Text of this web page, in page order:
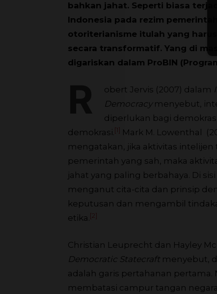
bahkan jahat. Seperti biasa
Indonesia pada rezim
otoriterianisme itulah yang
secara transformatif. Yang di
digariskan dalam ProBIN
obert Jervis (2007) dalam
Democracy menyebut,
diperlukan bagi
demokrasi. [1] Mark M. Lowenthal
mengatakan, jika aktivitas
pemerintah yang sah, maka
jahat yang paling berbahaya. Di
menganut cita-cita dan prinsip
keputusan dan mengambil
etika. [2]
Christian Leuprecht dan Hayley
Democratic Statecraftmenyebut,
adalah garis pertahanan
membatasi campur tangan